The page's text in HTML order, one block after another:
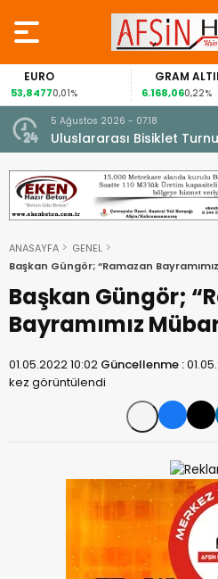
EURO
53,84770,01%
GRAM
6.168,060,22%
5 Ağustos 2026 - 07:18
Uluslararası Bisiklet
Tamamlandı.
ANASAYFA
GENEL
Başkan Güngör; “Ramazan
Başkan Güngör;
Bayramımız
01.05.2022 10:02 Güncellenme :
kez görüntülendi